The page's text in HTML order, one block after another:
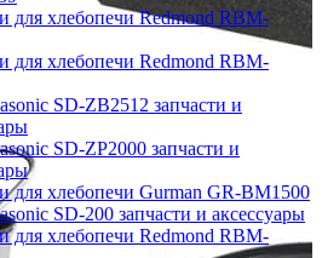
для хлебопечи Redmond RBM-
для хлебопечи Redmond RBM-
SD-ZB2512 запчасти и
SD-ZP2000 запчасти и
для хлебопечи Gurman GR-BM1500
SD-200 запчасти и аксессуары
для хлебопечи Redmond RBM-